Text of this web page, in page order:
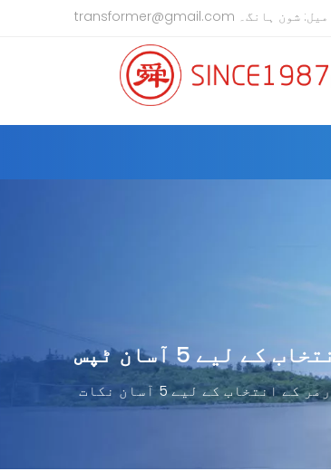
شون ہانگ۔ transformer@gmail.com
5 آسان ٹپس
کے لیے 5 آسان نکات